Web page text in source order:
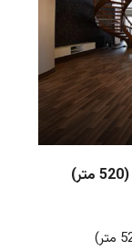
پنت هاووس هوشمند در گلسار رشت (520 متر)